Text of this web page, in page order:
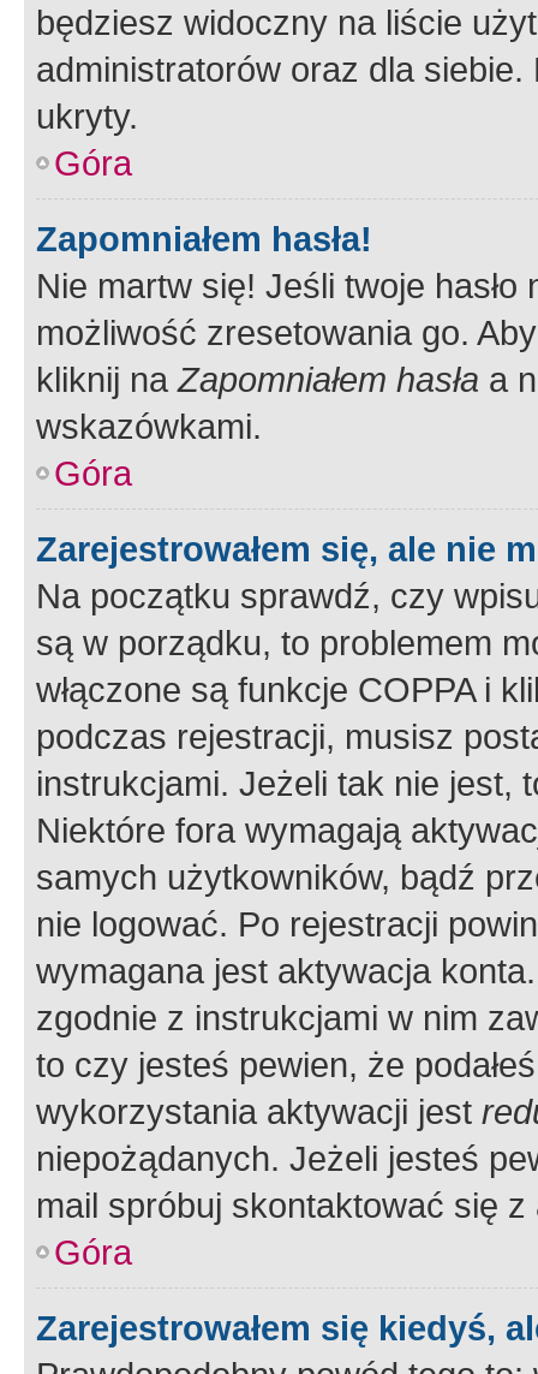
będziesz widoczny na liście
administratorów oraz dla
ukryty.
Góra
Zapomniałem hasła!
Nie martw się! Jeśli twoje
możliwość zresetowania go.
kliknij naZapomniałem hasła a
wskazówkami.
Góra
Zarejestrowałem się, ale nie
Na początku sprawdź, czy
są w porządku, to problemem
włączone są funkcje COPPA i
podczas rejestracji, musisz
instrukcjami. Jeżeli tak nie jest,
Niektóre fora wymagają
samych użytkowników, bądź
nie logować. Po rejestracji
wymagana jest aktywacja
zgodnie z instrukcjami w nim
to czy jesteś pewien, że
wykorzystania aktywacji jest
niepożądanych. Jeżeli jesteś
mail spróbuj skontaktować się
Góra
Zarejestrowałem się kiedyś,